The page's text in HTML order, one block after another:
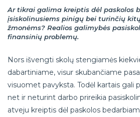
Ar tikrai galima kreiptis dėl paskolos
įsiskolinusiems pinigų bei turinčių
žmonėms? Realios galimybės
finansinių problemų.
Nors išvengti skolų stengiamės
dabartiniame, visur skubančiame
visuomet pavyksta. Todėl kartais gali
net ir neturint darbo prireikia
atveju kreiptis dėl paskolos